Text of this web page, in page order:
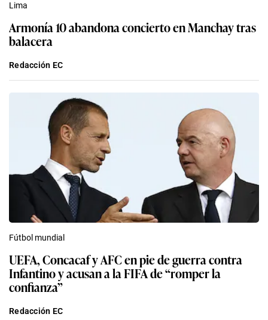
Lima
Armonía 10 abandona concierto en Manchay tras
balacera
Redacción EC
Fútbol mundial
UEFA, Concacaf y AFC en pie de guerra contra
Infantino y acusan a la FIFA de “romper la
confianza”
Redacción EC